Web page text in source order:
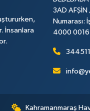
İnsanlara
3AD
Numarası:
4000
Kahramanmaraş